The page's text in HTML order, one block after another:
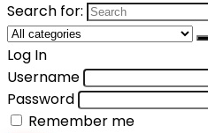
Search for:
Log In
Username
Password
Remember me